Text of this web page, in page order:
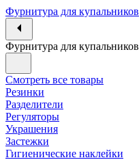
Фурнитура для купальников
Фурнитура для купальников
Смотреть все товары
Резинки
Разделители
Регуляторы
Украшения
Застежки
Гигиенические наклейки